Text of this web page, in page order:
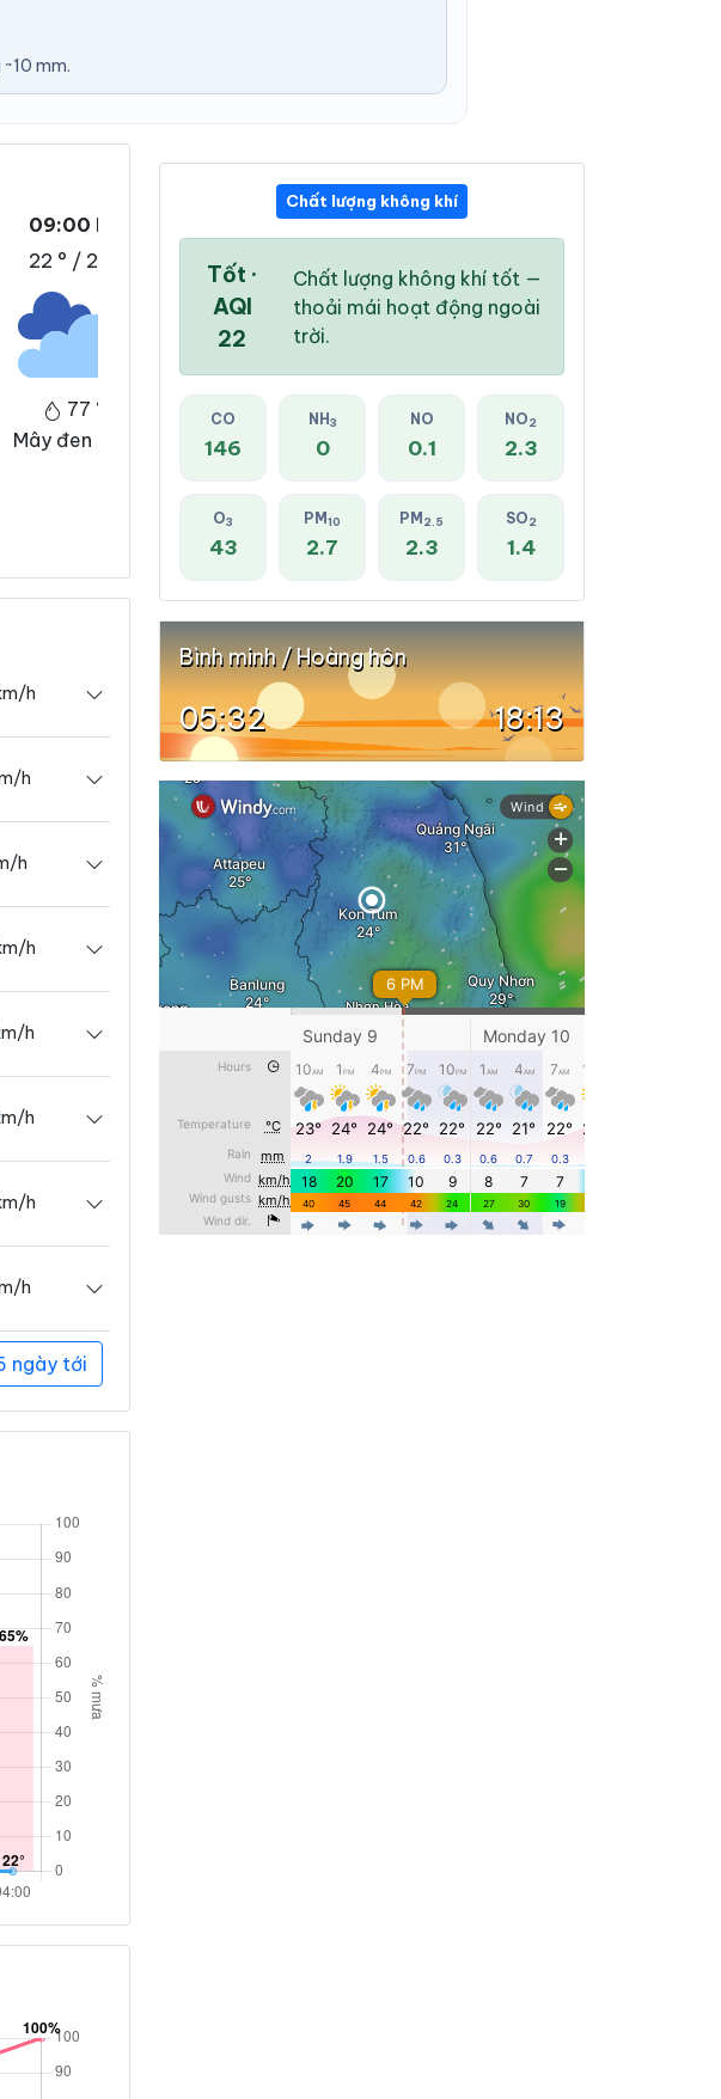
mm.
09:00 PM
22 ° / 26 °
77 %
Mây đen u ám
10:00 PM
22 °
Mây đen u ám
11:00 PM
54 %
Mây đen u ám
h
h
h
h
h
h
h
h
ngày tới
Chất lượng không khí
Tốt ·
AQI
22
Chất lượng không khí tốt —
thoải mái hoạt động ngoài
trời.
CO
146
NH 3
0
NO
0.1
NO2
2.3
O3
43
PM 10
2.7
PM 2.5
2.3
SO2
1.4
Bình minh / Hoàng hôn
05:32 18:13